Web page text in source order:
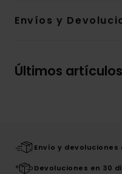
Envíos y
Últimos
Envío y
Devoluciones en 30